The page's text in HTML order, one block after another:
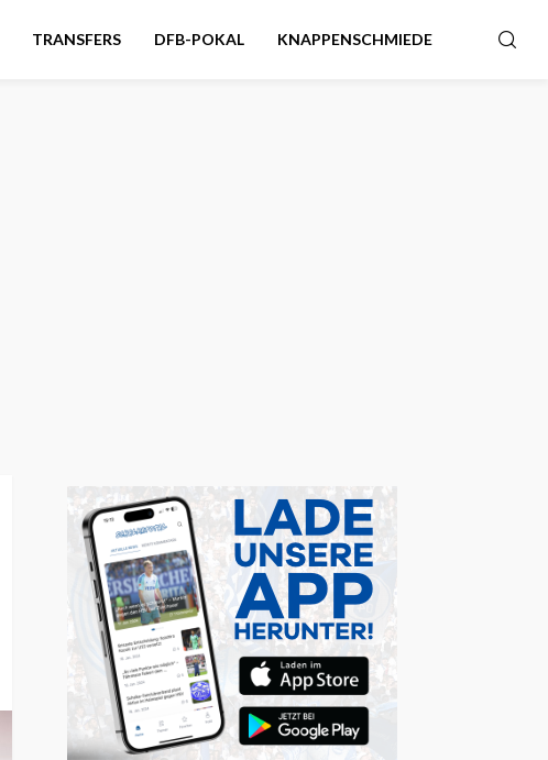
TRANSFERS DFB-POKAL KNAPPENSCHMIEDE